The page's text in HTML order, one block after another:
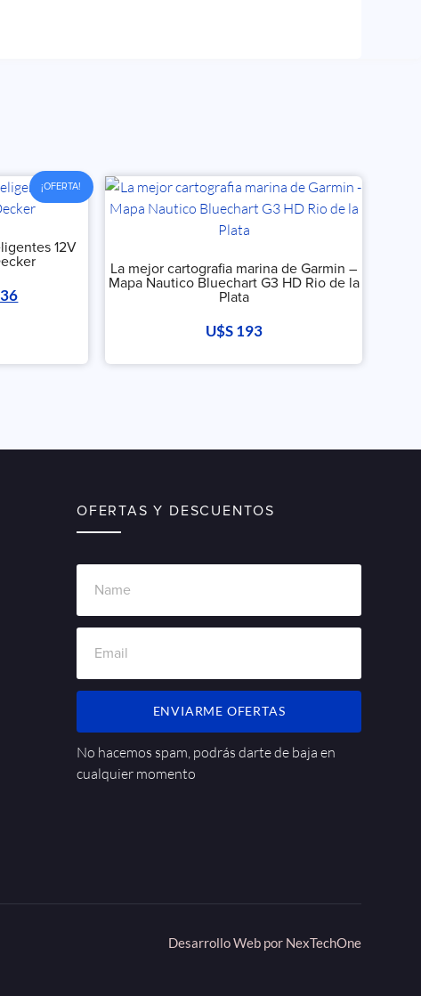
¡OFERTA!
12V
La mejor cartografia marina de Garmin –
Mapa Nautico Bluechart G3 HD Rio de la
Plata
U$S193
OFERTAS Y DESCUENTOS
ENVIARME OFERTAS
No hacemos spam, podrás darte de baja en
cualquier momento
Desarrollo Web por NexTechOne